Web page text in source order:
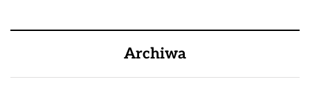
Archiwa